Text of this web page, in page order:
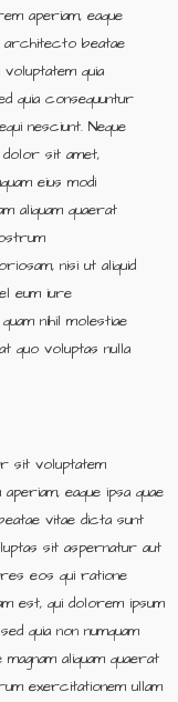
aperiam, eaque
architecto beatae
quia
quia consequuntur
nesciunt. Neque
dolor sit amet,
eius modi
aliquam quaerat
nisi ut aliquid
eum iure
nihil molestiae
quo voluptas nulla
sit voluptatem
eaque ipsa quae
vitae dicta sunt
sit aspernatur aut
eos qui ratione
est, qui dolorem ipsum
quia non numquam
aliquam quaerat
exercitationem ullam